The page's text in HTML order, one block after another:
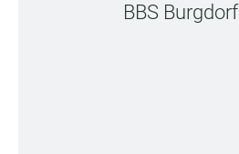
BBS Burgdorf